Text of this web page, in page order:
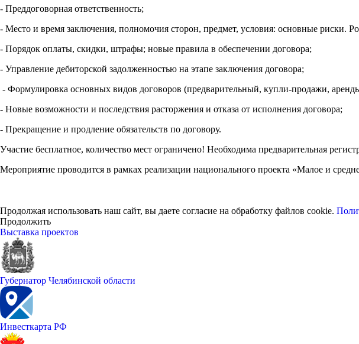
- Преддоговорная ответственность;
- Место и время заключения, полномочия сторон, предмет, условия: основные риски.
- Порядок оплаты, скидки, штрафы; новые правила в обеспечении договора;
- Управление дебиторской задолженностью на этапе заключения договора;
- Формулировка основных видов договоров (предварительный, купли-продажи,
- Новые возможности и последствия расторжения и отказа от исполнения договора;
- Прекращение и продление обязательств по договору.
Участие бесплатное, количество мест ограничено! Необходима предварительная
Мероприятие проводится в рамках реализации национального проекта «Малое и
Продолжая использовать наш сайт, вы даете согласие на обработку файлов cookie.
Продолжить
Выставка проектов
Губернатор Челябинской области
Инвесткарта РФ